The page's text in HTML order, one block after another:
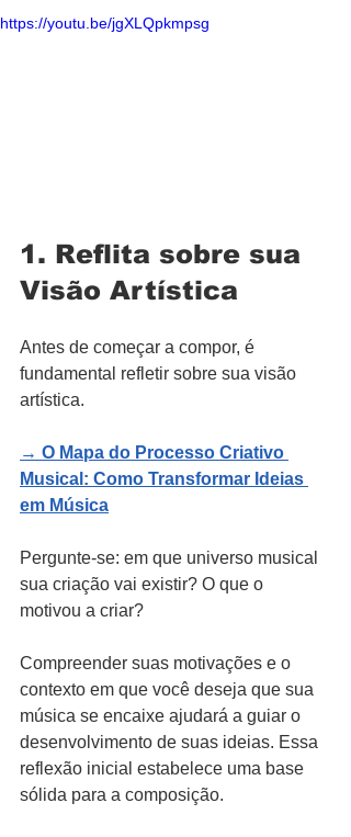
https://youtu.be/jgXLQpkmpsg
1. Reflita sobre sua
Visão Artística
Antes de começar a compor, é
fundamental refletir sobre sua visão
artística.
→ O Mapa do Processo Criativo
Musical: Como Transformar Ideias
em Música
Pergunte-se: em que universo musical
sua criação vai existir? O que o
motivou a criar?
Compreender suas motivações e o
contexto em que você deseja que sua
música se encaixe ajudará a guiar o
desenvolvimento de suas ideias. Essa
reflexão inicial estabelece uma base
sólida para a composição.